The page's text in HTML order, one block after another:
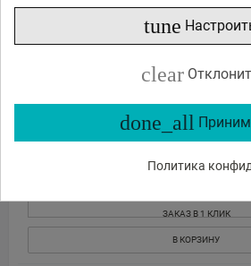
tune
clear
done_all
Политика
NimbleTech QuattroPod Mini 1T1R
Презентационная Система...
ЗАКАЗ В 1 КЛИК
В КОРЗИНУ